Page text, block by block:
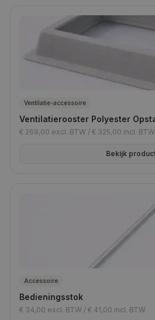
Ventilatie-accessoire
Ventilatierooster Polyester
€ 269,00 excl. BTW / € 325,00 incl. BTW
Bekijk
Accessoire
Bedieningsstok
€ 34,00 excl. BTW / € 41,00 incl. BTW